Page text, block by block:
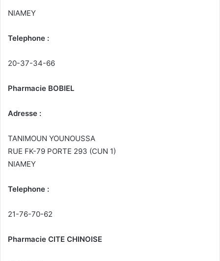
NIAMEY
Telephone :
20-37-34-66
Pharmacie BOBIEL
Adresse :
TANIMOUN YOUNOUSSA
RUE FK-79 PORTE 293 (CUN 1)
NIAMEY
Telephone :
21-76-70-62
Pharmacie CITE CHINOISE